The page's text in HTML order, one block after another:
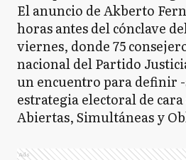
El anuncio de Akberto
horas antes del cónclave
viernes, donde 75
nacional del Partido
un encuentro para definir
estrategia electoral de
Abiertas, Simultáneas y
Ads